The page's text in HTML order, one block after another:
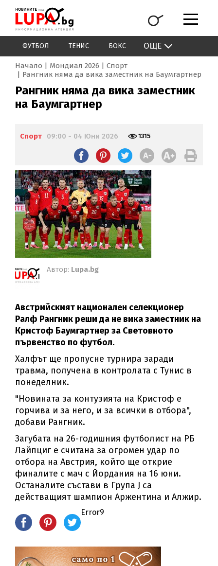
ФУТБОЛ ТЕНИС БОКС ОЩЕ
Начало Мондиал 2026
Спорт
Рангник няма да вика заместник на Баумгартнер
Рангник няма да вика заместник
на Баумгартнер
Спорт 09:00 - 04 Юни 2026 1315
Автор: Lupa.bg
Австрийският национален селекционер
Ралф Рангник реши да не вика заместник на
Кристоф Баумгартнер за Световното
първенство по футбол.
Халфът ще пропусне турнира заради
травма, получена в контролата с Тунис в
понеделник.
"Новината за контузията на Кристоф е
горчива и за него, и за всички в отбора",
добави Рангник.
Загубата на 26-годишния футболист на РБ
Лайпциг е считана за огромен удар по
отбора на Австрия, който ще открие
финалите с мач с Йордания на 16 юни.
Останалите състави в Група J са
действащият шампион Аржентина и Алжир.
Error9